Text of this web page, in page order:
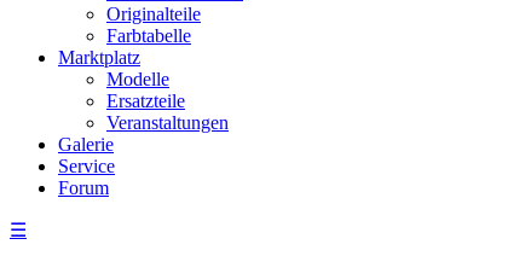
Originalteile
Farbtabelle
Marktplatz
Modelle
Ersatzteile
Veranstaltungen
Galerie
Service
Forum
☰